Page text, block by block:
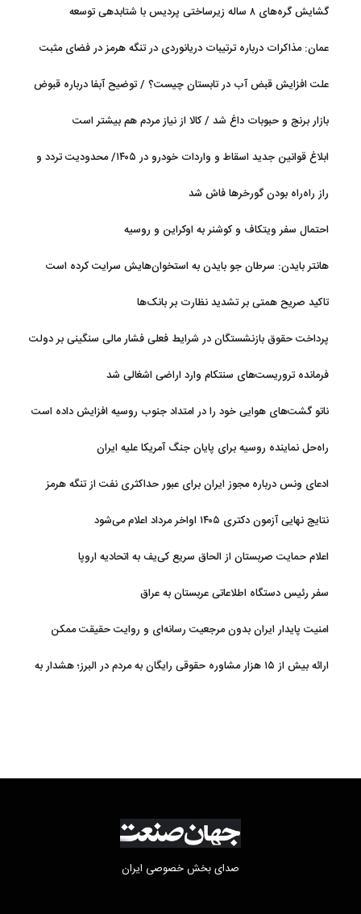
گشایش گره‌های ۸ ساله زیرساختی پردیس با شتابدهی توسعه
عمان: مذاکرات درباره ترتیبات دریانوردی در تنگه هرمز در فضای مثبت
علت افزایش قبض آب در تابستان چیست؟ / توضیح آبفا درباره قبوض
بازار برنج و حبوبات داغ شد / کالا از نیاز مردم هم بیشتر است
ابلاغ قوانین جدید اسقاط و واردات خودرو در ۱۴۰۵/ محدودیت تردد و
راز راه‌راه بودن گورخرها فاش شد
احتمال سفر ویتکاف و کوشنر به اوکراین و روسیه
هانتر بایدن: سرطان جو بایدن به استخوان‌هایش سرایت کرده است
تاکید صریح همتی بر تشدید نظارت بر بانک‌ها
پرداخت حقوق بازنشستگان در شرایط فعلی فشار مالی سنگینی بر دولت
فرمانده تروریست‌های سنتکام وارد اراضی اشغالی شد
ناتو گشت‌های هوایی خود را در امتداد جنوب روسیه افزایش داده است
راه‌حل نماینده روسیه برای پایان جنگ آمریکا علیه ایران
ادعای ونس درباره مجوز ایران برای عبور حداکثری نفت از تنگه هرمز
نتایج نهایی آزمون دکتری ۱۴۰۵ اواخر مرداد اعلام می‌شود
اعلام حمایت صربستان از الحاق سریع کی‌یف به اتحادیه اروپا
سفر رئیس دستگاه اطلاعاتی عربستان به عراق
امنیت پایدار ایران بدون مرجعیت رسانه‌ای و روایت حقیقت ممکن
ارائه بیش از ۱۵ هزار مشاوره حقوقی رایگان به مردم در البرز؛ هشدار به
صدای بخش خصوصی ایران